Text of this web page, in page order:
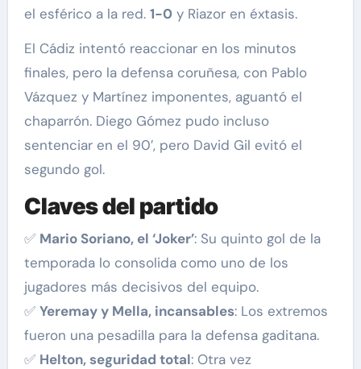
el esférico a la red. 1-0 y Riazor en éxtasis.
El Cádiz intentó reaccionar en los minutos
finales, pero la defensa coruñesa, con Pablo
Vázquez y Martínez imponentes, aguantó el
chaparrón. Diego Gómez pudo incluso
sentenciar en el 90′, pero David Gil evitó el
segundo gol.
Claves del partido
✅ Mario Soriano, el ‘Joker’: Su quinto gol de la
temporada lo consolida como uno de los
jugadores más decisivos del equipo.
✅ Yeremay y Mella, incansables: Los extremos
fueron una pesadilla para la defensa gaditana.
✅ Helton, seguridad total: Otra vez